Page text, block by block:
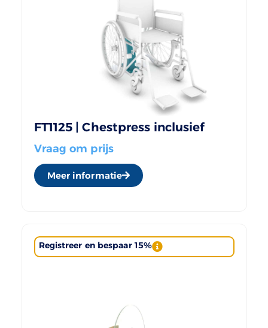
FT1125 | Chestpress inclusief
Vraag om prijs
Meer informatie
Registreer en bespaar 15%